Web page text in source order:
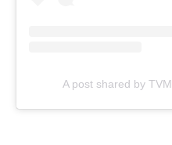
A post shared by